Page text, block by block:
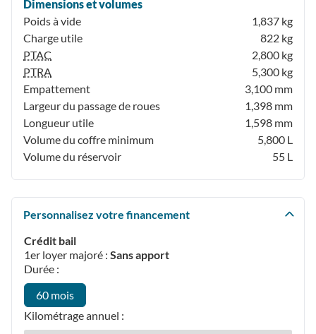
Dimensions et volumes
Poids à vide
1,837 kg
Charge utile
822 kg
PTAC
2,800 kg
PTRA
5,300 kg
Empattement
3,100 mm
Largeur du passage de roues
1,398 mm
Longueur utile
1,598 mm
Volume du coffre minimum
5,800 L
Volume du réservoir
55 L
Personnalisez votre financement
Crédit bail
1er loyer majoré : Sans apport
Durée :
60 mois
Kilométrage annuel :